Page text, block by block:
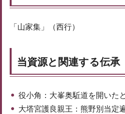
「山家集」（西行）
当資源と関連する伝承
役小角：大峯奥駈道を開いた
大塔宮護良親王：熊野別当定